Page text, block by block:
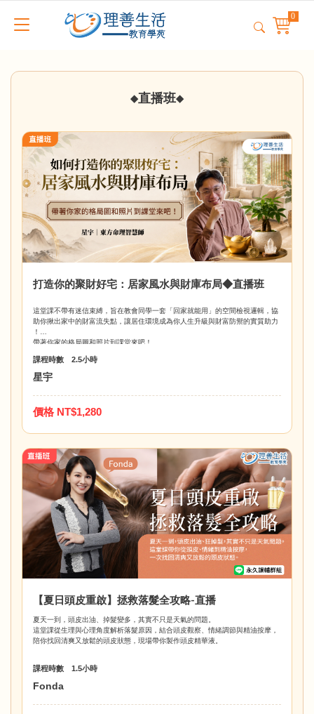
◆直播班◆
打造你的聚財好宅：居家風水與財庫布局◆直播班
這堂課不帶有迷信束縛，旨在教會同學一套「回家就能用」的空間檢視邏輯，協
助你揪出家中的財富流失點，讓居住環境成為你人生升級與財富防禦的實質助力
！
帶著你家的格局圖和照片到課堂來吧！
課程時數 2.5小時
星宇
價格 NT$1,280
【夏日頭皮重啟】拯救落髮全攻略-直播
夏天一到，頭皮出油、掉髮變多，其實不只是天氣的問題。
這堂課從生理與心理角度解析落髮原因，結合頭皮觀察、情緒調節與精油按摩，
陪你找回清爽又放鬆的頭皮狀態，現場帶你製作​​​頭皮精華液。
課程時數 1.5小時
Fonda